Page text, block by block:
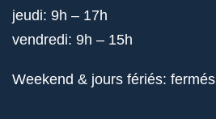
jeudi: 9h – 17h
vendredi: 9h – 15h
Weekend & jours fériés: fermés